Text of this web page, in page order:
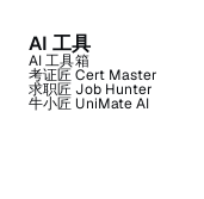
AI 工具
AI 工具箱
考证匠 Cert Master
求职匠 Job Hunter
牛小匠 UniMate AI